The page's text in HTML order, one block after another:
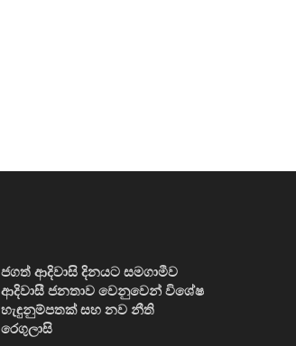
ජගත් ආදිවාසි දිනයට සමගාමීව
ආදිවාසී ජනතාව වෙනුවෙන් විශේෂ
හැඳුනුම්පතක් සහ නව නීති
රෙගුලාසි